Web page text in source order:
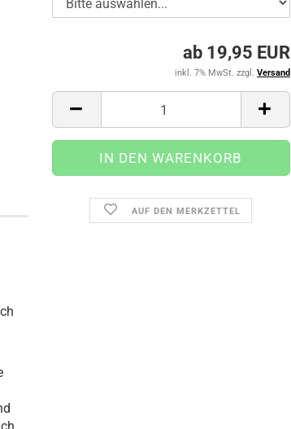
ab 19,95 EUR
inkl. 7% MwSt. zzgl. Versand
AUF DEN MERKZETTEL